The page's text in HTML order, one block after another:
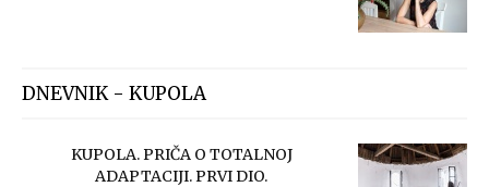
DNEVNIK - KUPOLA
KUPOLA. PRIČA O TOTALNOJ
ADAPTACIJI. PRVI DIO.